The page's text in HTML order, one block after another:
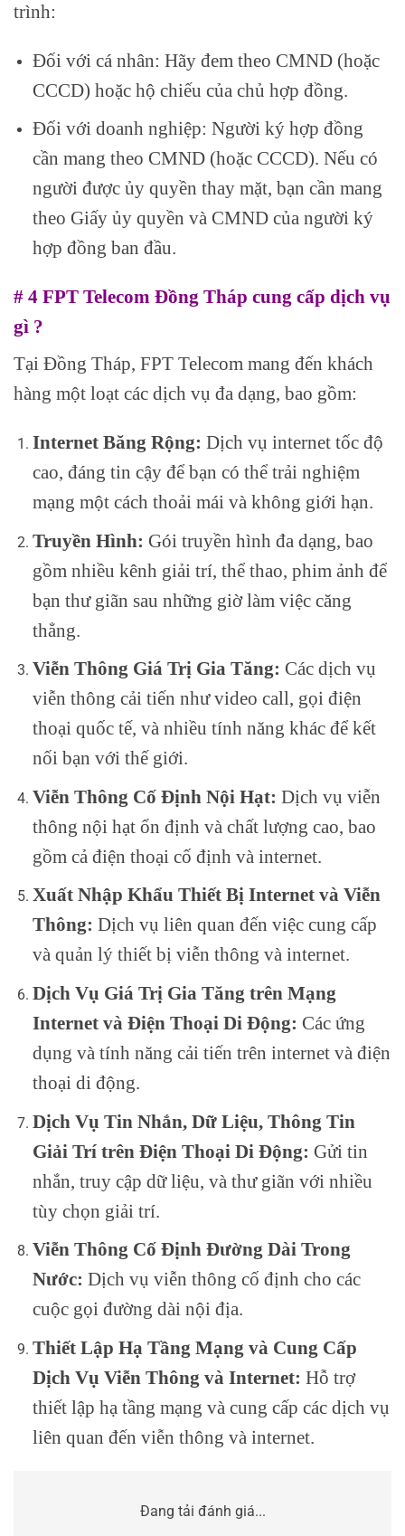
trình:
Đối với cá nhân: Hãy đem theo CMND (hoặc
CCCD) hoặc hộ chiếu của chủ hợp đồng.
Đối với doanh nghiệp: Người ký hợp đồng
cần mang theo CMND (hoặc CCCD). Nếu có
người được ủy quyền thay mặt, bạn cần mang
theo Giấy ủy quyền và CMND của người ký
hợp đồng ban đầu.
# 4 FPT Telecom Đồng Tháp cung cấp dịch vụ
gì ?
Tại Đồng Tháp, FPT Telecom mang đến khách
hàng một loạt các dịch vụ đa dạng, bao gồm:
Internet Băng Rộng: Dịch vụ internet tốc độ
cao, đáng tin cậy để bạn có thể trải nghiệm
mạng một cách thoải mái và không giới hạn.
Truyền Hình: Gói truyền hình đa dạng, bao
gồm nhiều kênh giải trí, thể thao, phim ảnh để
bạn thư giãn sau những giờ làm việc căng
thẳng.
Viễn Thông Giá Trị Gia Tăng: Các dịch vụ
viễn thông cải tiến như video call, gọi điện
thoại quốc tế, và nhiều tính năng khác để kết
nối bạn với thế giới.
Viễn Thông Cố Định Nội Hạt: Dịch vụ viễn
thông nội hạt ổn định và chất lượng cao, bao
gồm cả điện thoại cố định và internet.
Xuất Nhập Khẩu Thiết Bị Internet và Viễn
Thông: Dịch vụ liên quan đến việc cung cấp
và quản lý thiết bị viễn thông và internet.
Dịch Vụ Giá Trị Gia Tăng trên Mạng
Internet và Điện Thoại Di Động: Các ứng
dụng và tính năng cải tiến trên internet và điện
thoại di động.
Dịch Vụ Tin Nhắn, Dữ Liệu, Thông Tin
Giải Trí trên Điện Thoại Di Động: Gửi tin
nhắn, truy cập dữ liệu, và thư giãn với nhiều
tùy chọn giải trí.
Viễn Thông Cố Định Đường Dài Trong
Nước: Dịch vụ viễn thông cố định cho các
cuộc gọi đường dài nội địa.
Thiết Lập Hạ Tầng Mạng và Cung Cấp
Dịch Vụ Viễn Thông và Internet: Hỗ trợ
thiết lập hạ tầng mạng và cung cấp các dịch vụ
liên quan đến viễn thông và internet.
Đang tải đánh giá...